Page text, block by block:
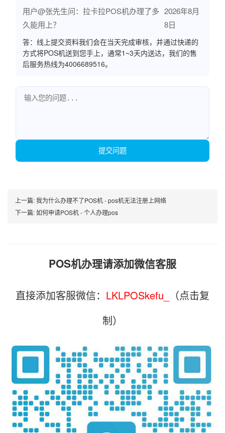
用户@张先生问：拉卡拉POS机办理了多
久能用上？
2026年8月
8日
答：线上提交资料我们会在当天完成审核，并通过快递的
方式将POS机送到您手上，通常1~3天内送达，我们的售
后服务热线为4006689516。
提交问题
上一篇:我为什么办理不了POS机 - pos机无法注册上网络
下一篇:如何申请POS机 - 个人办理pos
POS机办理请添加微信客服
直接添加客服微信： LKLPOSkefu_
（点击复
制）